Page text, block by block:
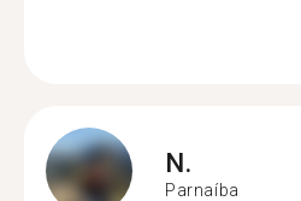
N.
Parnaíba